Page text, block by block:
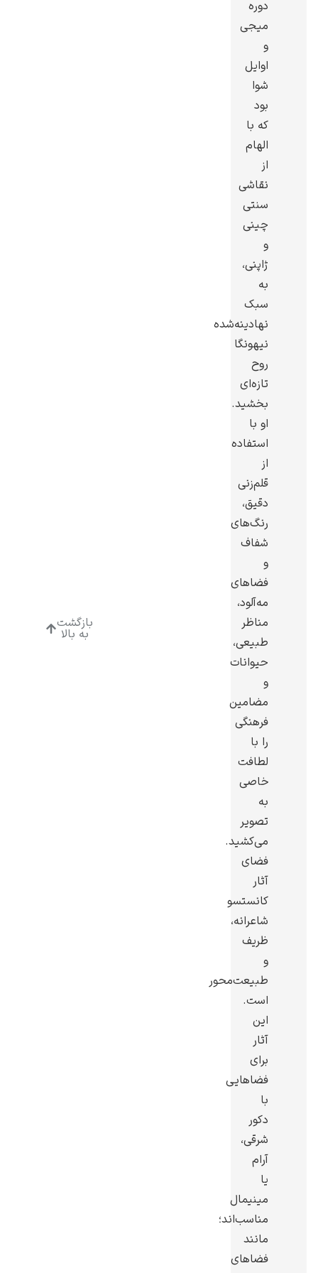
تابلوها
دوره
میجی
و
اوایل
شوا
بود
که با
الهام
از
نقاشی
سنتی
چینی
و
ژاپنی،
به
سبک
نهادینه‌شده
نیهونگا
روح
تازه‌ای
بخشید.
او با
استفاده
از
قلم‌زنی
دقیق،
رنگ‌های
شفاف
و
فضاهای
مه‌آلود،
مناظر
طبیعی،
حیوانات
و
مضامین
فرهنگی
را با
لطافت
خاصی
به
تصویر
می‌کشید.
فضای
آثار
کانستسو
شاعرانه،
ظریف
و
طبیعت‌محور
است.
این
آثار
برای
فضاهایی
با
دکور
شرقی،
آرام
یا
مینیمال
مناسب‌اند؛
مانند
فضاهای
بازگشت
به بالا